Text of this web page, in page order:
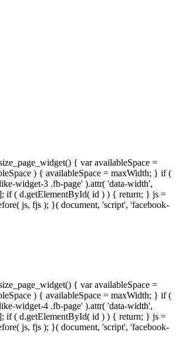
{ var availableSpace =
) { availableSpace = maxWidth; } if (
widget-3 .fb-page' ).attr( 'data-width',
if ( d.getElementById( id ) ) { return; } js =
js, fjs ); }( document, 'script', 'facebook-
{ var availableSpace =
) { availableSpace = maxWidth; } if (
widget-4 .fb-page' ).attr( 'data-width',
if ( d.getElementById( id ) ) { return; } js =
js, fjs ); }( document, 'script', 'facebook-